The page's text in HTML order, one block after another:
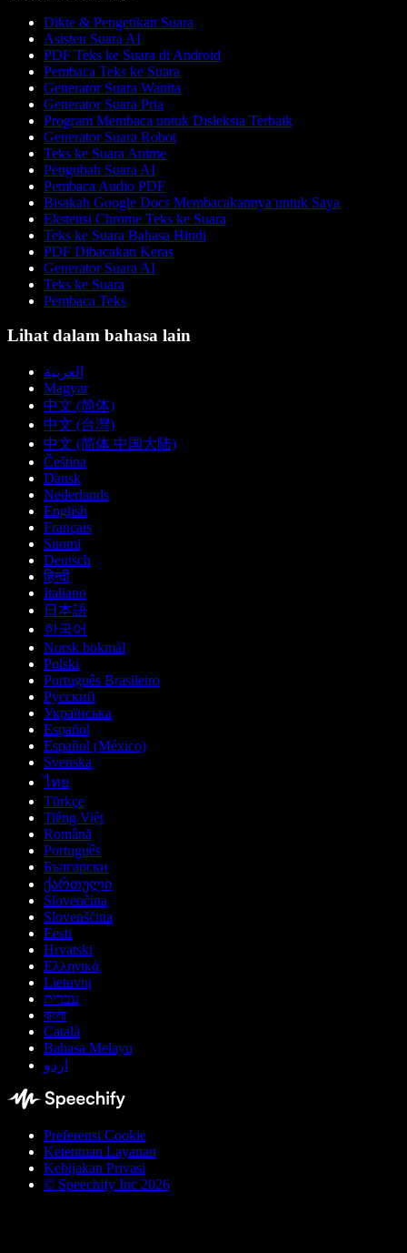
Dikte & Pengetikan Suara
Asisten Suara AI
PDF Teks ke Suara di Android
Pembaca Teks ke Suara
Generator Suara Wanita
Generator Suara Pria
Program Membaca untuk Disleksia Terbaik
Generator Suara Robot
Teks ke Suara Anime
Pengubah Suara AI
Pembaca Audio PDF
Bisakah Google Docs Membacakannya untuk Saya
Ekstensi Chrome Teks ke Suara
Teks ke Suara Bahasa Hindi
PDF Dibacakan Keras
Generator Suara AI
Teks ke Suara
Pembaca Teks
Lihat dalam bahasa lain
العربية
Magyar
中文 (简体)
中文 (台灣)
中文 (简体 中国大陆)
Čeština
Dansk
Nederlands
English
Français
Suomi
Deutsch
हिन्दी
Italiano
日本語
한국어
Norsk bokmål
Polski
Português Brasileiro
Русский
Українська
Español
Español (México)
Svenska
ไทย
Türkçe
Tiếng Việt
Română
Português
Български
ქართული
Slovenčina
Slovenščina
Eesti
Hrvatski
Ελληνικά
Lietuvių
עברית
বাংলা
Català
Bahasa Melayu
اردو
Preferensi Cookie
Ketentuan Layanan
Kebijakan Privasi
© Speechify Inc 2026